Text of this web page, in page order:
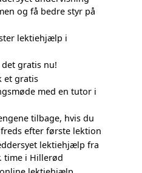
og få bedre styr på
lektiehjælp i
det gratis nu!
et gratis
med en tutor i
tilbage, hvis du
efter første lektion
lektiehjælp fra
time i Hillerød